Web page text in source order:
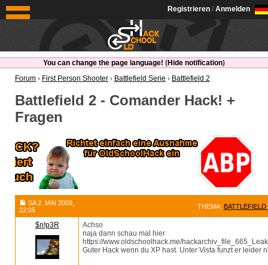
OldSchoolHack
Registrieren / Anmelden
You can change the page language! (Hide notification)
Forum › First Person Shooter › Battlefield Serie › Battlefield 2
Battlefield 2 - Comander Hack! +
Fragen
SA 2. MAI 2009,
22:05
THEMA:
$n!p3R
Achso
naja dann schau mal hier
https://www.oldschoolhack.me/
Guter Hack wenn du XP hast. Unter Vista funzt er leider